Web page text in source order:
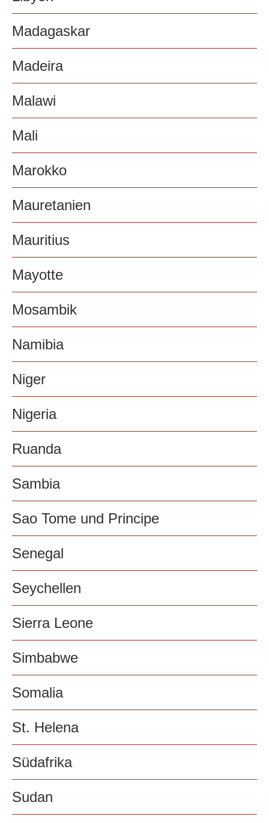
Madagaskar
Madeira
Malawi
Mali
Marokko
Mauretanien
Mauritius
Mayotte
Mosambik
Namibia
Niger
Nigeria
Ruanda
Sambia
Sao Tome und Principe
Senegal
Seychellen
Sierra Leone
Simbabwe
Somalia
St. Helena
Südafrika
Sudan